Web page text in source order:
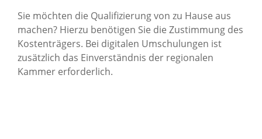
Sie möchten die Qualifizierung von zu Hause aus
machen? Hierzu benötigen Sie die Zustimmung des
Kostenträgers. Bei digitalen Umschulungen ist
zusätzlich das Einverständnis der regionalen
Kammer erforderlich.